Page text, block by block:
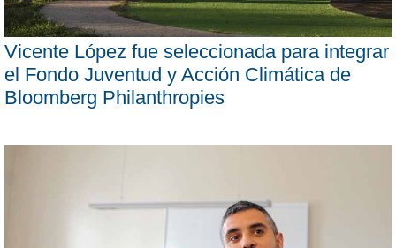
Vicente López fue seleccionada para integrar
el Fondo Juventud y Acción Climática de
Bloomberg Philanthropies